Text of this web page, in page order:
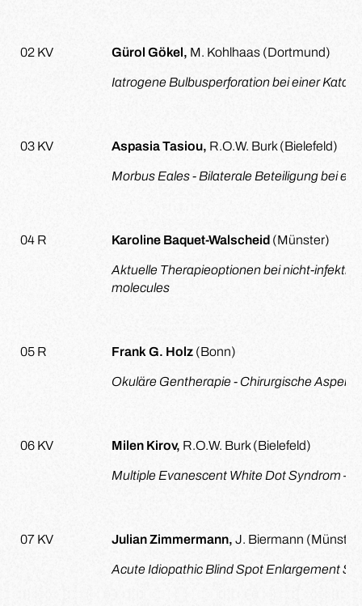
02 KV Gürol Gökel, M. Kohlhaas (Dortmund)
Iatrogene Bulbusperforation bei einer
03 KV Aspasia Tasiou, R.O.W. Burk (Bielefeld)
Morbus Eales - Bilaterale Beteiligung bei
04 R Karoline Baquet-Walscheid (Münster)
Aktuelle Therapieoptionen bei nicht-
molecules
05 R Frank G. Holz (Bonn)
Okuläre Gentherapie - Chirurgische
06 KV Milen Kirov, R.O.W. Burk (Bielefeld)
Multiple Evanescent White Dot Syndrom –
07 KV Julian Zimmermann, J. Biermann
Acute Idiopathic Blind Spot Enlargement